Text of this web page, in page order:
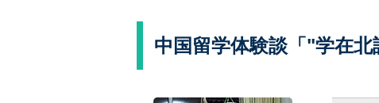
中国留学体験談「"学在